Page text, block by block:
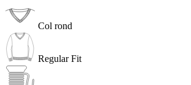
Col rond
Regular Fit